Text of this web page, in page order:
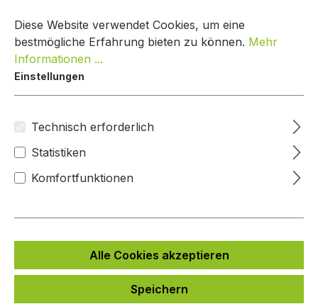
Paketbox Creative Line
Mypaketkasten
Bildergalerie überspringen
Diese Website verwendet Cookies, um eine
bestmögliche Erfahrung bieten zu können. Mehr
Informationen ...
Einstellungen
Technisch erforderlich
Statistiken
Komfortfunktionen
Alle Cookies akzeptieren
Speichern